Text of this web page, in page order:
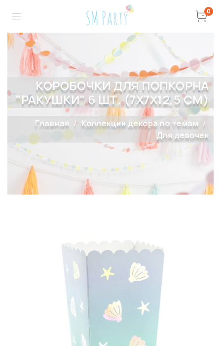
0
КОРОБОЧКИ ДЛЯ ПОПКОРНА
"РАКУШКИ" 6 ШТ. (7Х7Х12,5 СМ)
Главная
Коллекции декора по темам
Для девочек